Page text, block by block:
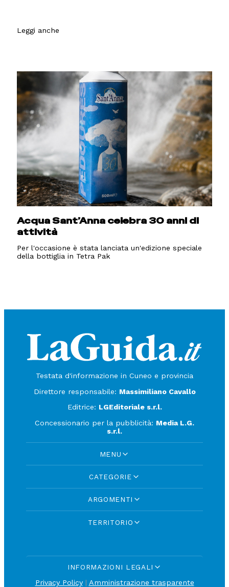
Leggi anche
Acqua Sant’Anna celebra 30 anni di
attività
Per l'occasione è stata lanciata un'edizione speciale
della bottiglia in Tetra Pak
Testata d'informazione in Cuneo e provincia
Direttore responsabile: Massimiliano Cavallo
Editrice: LGEditoriale s.r.l.
Concessionario per la pubblicità: Media L.G.
s.r.l.
MENU
CATEGORIE
ARGOMENTI
TERRITORIO
INFORMAZIONI LEGALI
Privacy Policy| Amministrazione trasparente